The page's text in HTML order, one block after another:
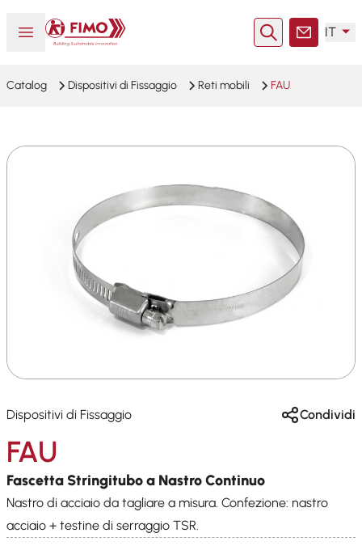
Aprire o chiudere il menu
Torna alla pagina iniziale
RicercaContatto
IT
Catalog Dispositivi di Fissaggio Reti mobili FAU
Dispositivi di Fissaggio Condividi
FAU
Fascetta Stringitubo a Nastro Continuo
Nastro di acciaio da tagliare a misura. Confezione: nastro
acciaio + testine di serraggio TSR.